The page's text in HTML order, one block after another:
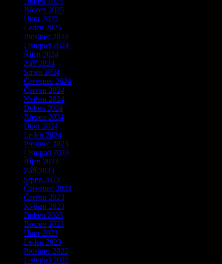
Březen 2025
Únor 2025
Leden 2025
Prosinec 2024
Listopad 2024
Říjen 2024
Září 2024
Srpen 2024
Červenec 2024
Červen 2024
Květen 2024
Duben 2024
Březen 2024
Únor 2024
Leden 2024
Prosinec 2023
Listopad 2023
Říjen 2023
Září 2023
Srpen 2023
Červenec 2023
Červen 2023
Květen 2023
Duben 2023
Březen 2023
Únor 2023
Leden 2023
Prosinec 2022
Listopad 2022